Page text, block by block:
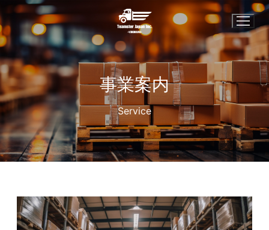
コ
ン
テ
ン
ツ
へ
ス
キ
ッ
プ
事業案内
Service